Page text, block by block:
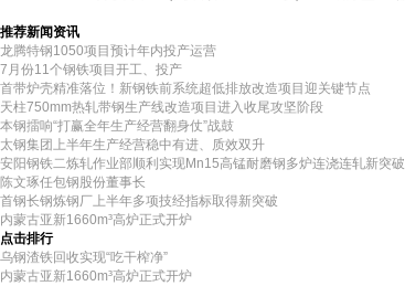
推荐新闻资讯
龙腾特钢1050项目预计年内投产运营
7月份11个钢铁项目开工、投产
首带炉壳精准落位！新钢铁前系统超低排放改造项目迎关键节点
天柱750mm热轧带钢生产线改造项目进入收尾攻坚阶段
本钢擂响“打赢全年生产经营翻身仗”战鼓
太钢集团上半年生产经营稳中有进、质效双升
安阳钢铁二炼轧作业部顺利实现Mn15高锰耐磨钢多炉连浇连轧新突破
陈文琢任包钢股份董事长
首钢长钢炼钢厂上半年多项技经指标取得新突破
内蒙古亚新1660m³高炉正式开炉
点击排行
乌钢渣铁回收实现“吃干榨净”
内蒙古亚新1660m³高炉正式开炉